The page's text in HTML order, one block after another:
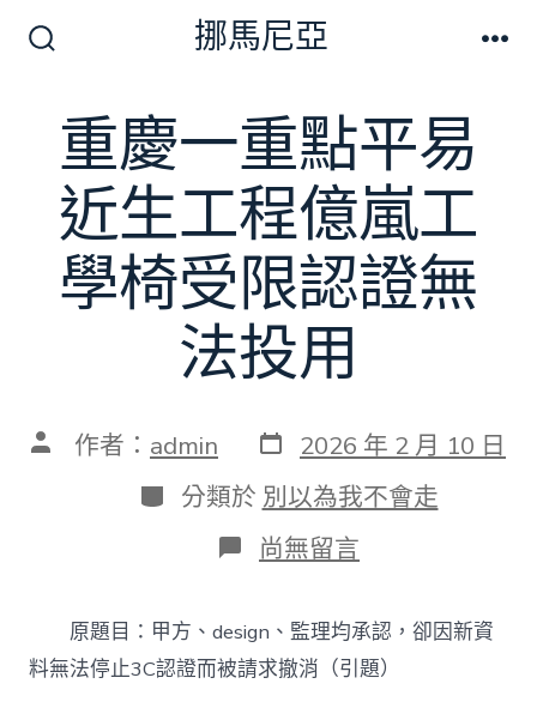
切
換
開
關
挪馬尼亞
重慶一重點平易
近生工程億嵐工
學椅受限認證無
法投用
文 作者： admin 發
表
日
期
2026 年 2 月 10 日
分
類
分類於 別以為我不會走
在
〈重
一
重
點
尚無留言
原題目：甲方、design、監理均承認，卻因新資
料無法停止3C認證而被請求撤消（引題）